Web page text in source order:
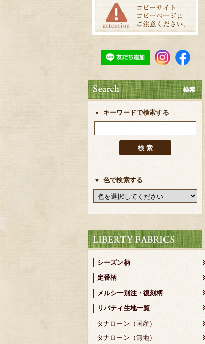
キーワードで検索する
色で検索する
シーズン柄
定番柄
メルシー別注・復刻柄
リバティ生地一覧
タナローン（国産）
タナローン（無地）